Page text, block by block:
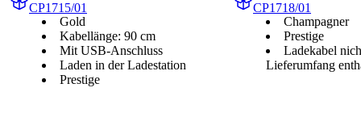
CP1715/01
Gold
Kabellänge: 90 cm
Mit USB-Anschluss
Laden in der Ladestation
Prestige
CP1718/01
Champagner
Prestige
Ladekabel
Lieferumfang